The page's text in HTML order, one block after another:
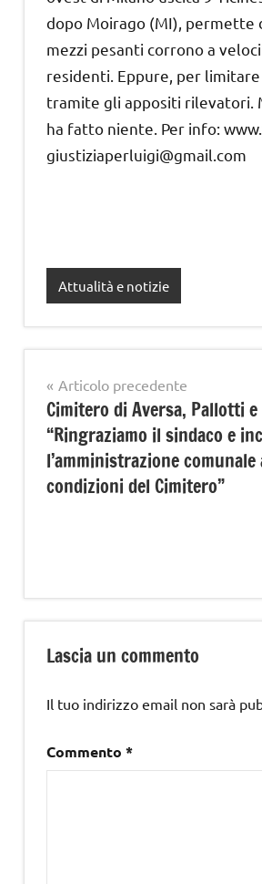
dopo Moirago (MI), permette
mezzi pesanti corrono a
residenti. Eppure, per
tramite gli appositi rilevatori.
ha fatto niente. Per info:
giustiziaperluigi@gmail.com
Attualità e notizie
Navigazione
articoli
Articolo precedente
Cimitero di Aversa, Pallotti e
“Ringraziamo il sindaco e
l’amministrazione
condizioni del Cimitero”
Lascia un commento
Il tuo indirizzo email non sarà
Commento *